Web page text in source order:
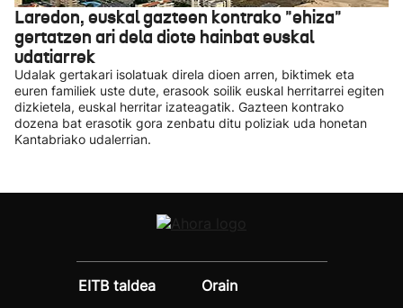
Laredon, euskal gazteen kontrako "ehiza"
gertatzen ari dela diote hainbat euskal
udatiarrek
Udalak gertakari isolatuak direla dioen arren, biktimek eta
euren familiek uste dute, erasook soilik euskal herritarrei egiten
dizkietela, euskal herritar izateagatik. Gazteen kontrako
dozena bat erasotik gora zenbatu ditu poliziak uda honetan
Kantabriako udalerrian.
EITB taldea
Orain